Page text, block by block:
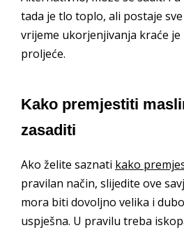
tada je tlo toplo, ali postaje
vrijeme ukorjenjivanja kraće je
proljeće.
Kako premjestiti
zasaditi
Ako želite saznati kako
pravilan način, slijedite ove
mora biti dovoljno velika i
uspješna. U pravilu treba